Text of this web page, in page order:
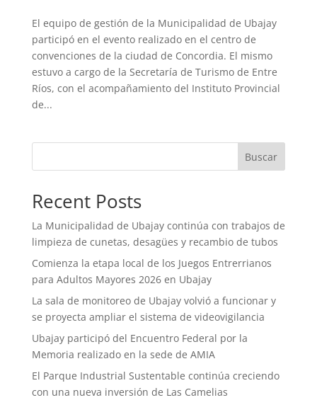
El equipo de gestión de la Municipalidad de Ubajay
participó en el evento realizado en el centro de
convenciones de la ciudad de Concordia. El mismo
estuvo a cargo de la Secretaría de Turismo de Entre
Ríos, con el acompañamiento del Instituto Provincial
de...
Buscar
Recent Posts
La Municipalidad de Ubajay continúa con trabajos de
limpieza de cunetas, desagües y recambio de tubos
Comienza la etapa local de los Juegos Entrerrianos
para Adultos Mayores 2026 en Ubajay
La sala de monitoreo de Ubajay volvió a funcionar y
se proyecta ampliar el sistema de videovigilancia
Ubajay participó del Encuentro Federal por la
Memoria realizado en la sede de AMIA
El Parque Industrial Sustentable continúa creciendo
con una nueva inversión de Las Camelias